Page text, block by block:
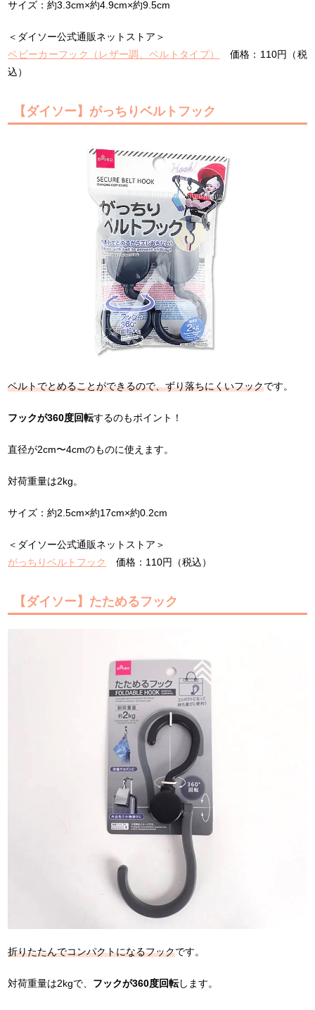
サイズ：約3.3cm×約4.9cm×約9.5cm
＜ダイソー公式通販ネットストア＞
ベビーカーフック（レザー調、ベルトタイプ）
価格：110円（税
込）
【ダイソー】がっちりベルトフック
ベルトでとめることができるので、ずり落ちにくいフックです。
フックが360度回転するのもポイント！
直径が2cm〜4cmのものに使えます。
対荷重量は2kg。
サイズ：約2.5cm×約17cm×約0.2cm
＜ダイソー公式通販ネットストア＞
がっちりベルトフック
価格：110円（税込）
【ダイソー】たためるフック
折りたたんでコンパクトになるフックです。
対荷重量は2kgで、 フックが360度回転します。